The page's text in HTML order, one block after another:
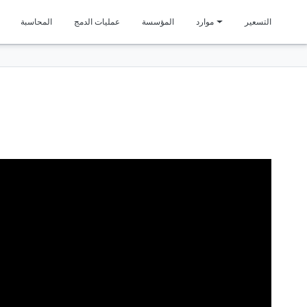
المحاسبة عمليات الدمج المؤسسة موارد التسعير